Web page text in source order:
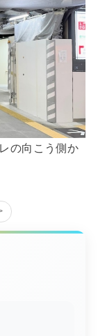
の向こう側か